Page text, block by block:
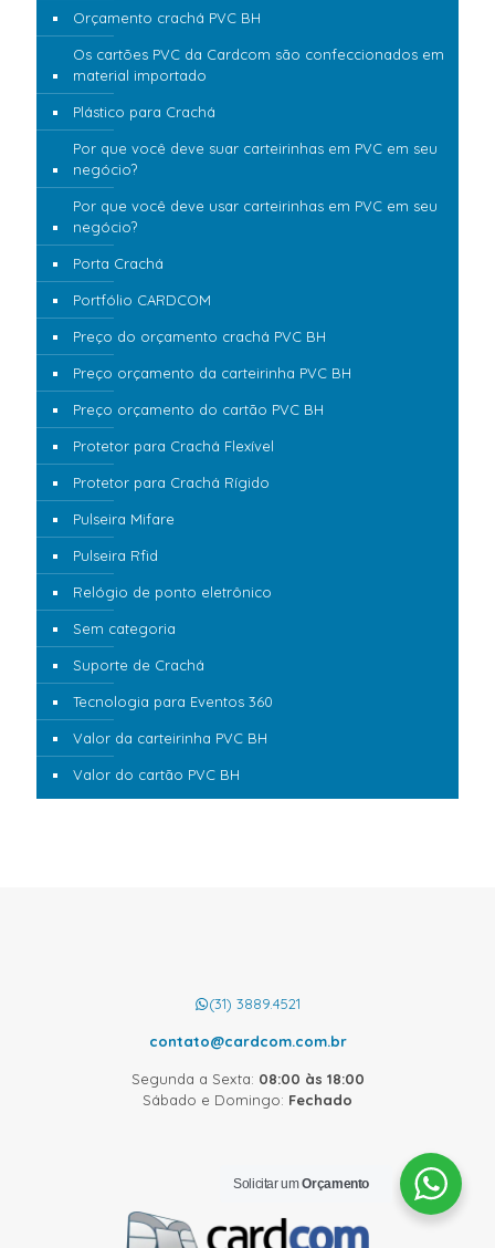
Orçamento crachá PVC BH
Os cartões PVC da Cardcom são confeccionados em
material importado
Plástico para Crachá
Por que você deve suar carteirinhas em PVC em seu
negócio?
Por que você deve usar carteirinhas em PVC em seu
negócio?
Porta Crachá
Portfólio CARDCOM
Preço do orçamento crachá PVC BH
Preço orçamento da carteirinha PVC BH
Preço orçamento do cartão PVC BH
Protetor para Crachá Flexível
Protetor para Crachá Rígido
Pulseira Mifare
Pulseira Rfid
Relógio de ponto eletrônico
Sem categoria
Suporte de Crachá
Tecnologia para Eventos 360
Valor da carteirinha PVC BH
Valor do cartão PVC BH
(31) 3889.4521
contato@cardcom.com.br
Segunda a Sexta: 08:00 às 18:00
Sábado e Domingo: Fechado
Solicitar umOrçamento